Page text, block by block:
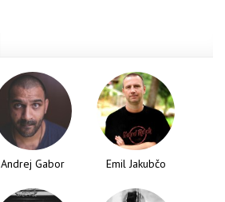
Andrej Gabor Emil Jakubčo